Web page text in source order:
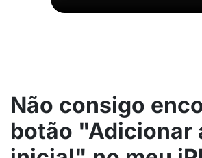
Não consigo
botão "Adicionar